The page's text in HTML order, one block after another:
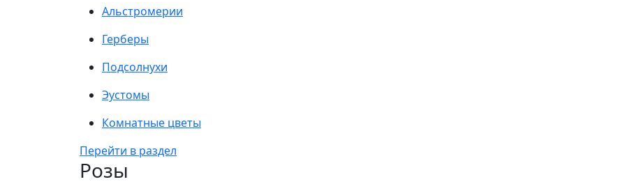
Альстромерии
Герберы
Подсолнухи
Эустомы
Комнатные цветы
Перейти в раздел
Розы